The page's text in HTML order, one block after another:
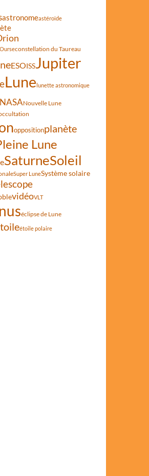
astronomeastéroïde
constellation du Taureau
ESOISSJupiter
Lunelunette astronomique
NASANouvelle Lune
oppositionplanète
Lune
SaturneSoleil
Super LuneSystème solaire
vidéoVLT
éclipse de Lune
étoile polaire